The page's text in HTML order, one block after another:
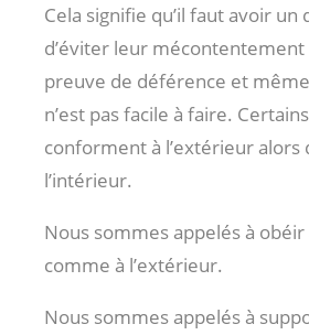
Cela signifie qu’il faut avoir un
d’éviter leur
preuve de déférence et
n’est pas facile à faire.
conforment à l’extérieur alors
l’intérieur.
Nous sommes appelés à obéir
comme à l’extérieur.
Nous sommes appelés à